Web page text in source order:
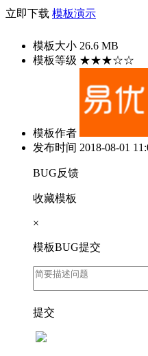
立即下载 模板演示
模板大小 26.6 MB
模板等级 ★★★☆☆
模板作者
发布时间 2018-08-01
BUG反馈
收藏模板
×
模板BUG提交
提交